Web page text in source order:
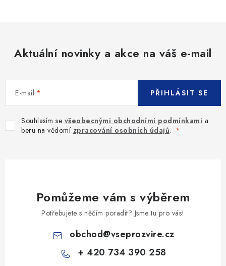
Aktuální novinky a akce na váš e-mail
E-mail
Souhlasím se všeobecnými obchodními podmínkami a
beru na vědomí zpracování osobních údajů.
PŘIHLÁSIT SE
Pomůžeme vám s výběrem
Potřebujete s něčím poradit? Jsme tu pro vás!
obchod@vseprozvire.cz
+ 420 734 390 258